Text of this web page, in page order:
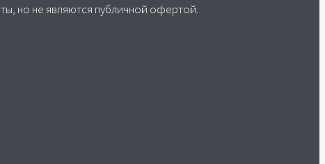
но не являются публичной офертой.